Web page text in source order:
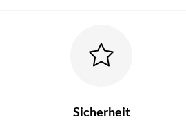
Sicherheit